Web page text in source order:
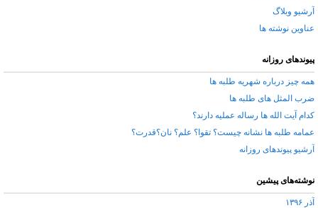
آرشیو وبلاگ
عناوین نوشته ها
پیوندهای روزانه
همه چیز درباره شهریه طلبه ها
ضرب المثل های طلبه ها
کدام آیت الله ها رساله عملیه دارند؟
عمامه طلبه ها نشانه چیست؟ تقوا؟ علم؟ نان؟قدرت؟
آرشیو پیوندهای روزانه
نوشته‌های پیشین
آذر ۱۳۹۶